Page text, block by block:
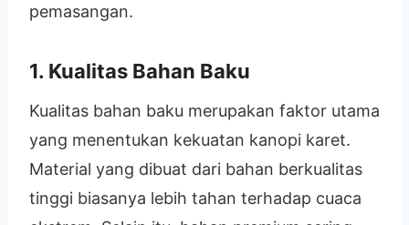
pemasangan.
1. Kualitas Bahan Baku
Kualitas bahan baku merupakan faktor utama
yang menentukan kekuatan kanopi karet.
Material yang dibuat dari bahan berkualitas
tinggi biasanya lebih tahan terhadap cuaca